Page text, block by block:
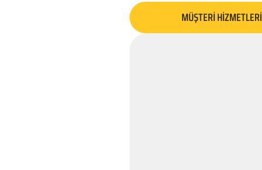
MÜŞTERİ HİZMETLERİ